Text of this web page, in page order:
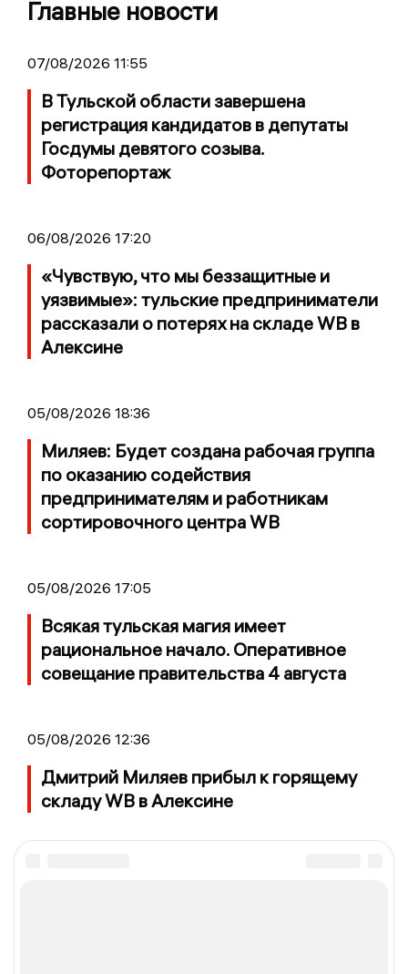
Главные новости
07/08/2026 11:55
В Тульской области завершена
регистрация кандидатов в депутаты
Госдумы девятого созыва.
Фоторепортаж
06/08/2026 17:20
«Чувствую, что мы беззащитные и
уязвимые»: тульские предприниматели
рассказали о потерях на складе WB в
Алексине
05/08/2026 18:36
Миляев: Будет создана рабочая группа
по оказанию содействия
предпринимателям и работникам
сортировочного центра WB
05/08/2026 17:05
Всякая тульская магия имеет
рациональное начало. Оперативное
совещание правительства 4 августа
05/08/2026 12:36
Дмитрий Миляев прибыл к горящему
складу WB в Алексине